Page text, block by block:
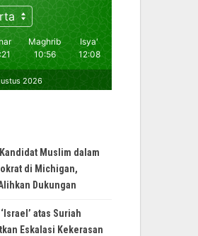
Muslim dalam
di Michigan,
Dukungan
atas Suriah
Eskalasi Kekerasan